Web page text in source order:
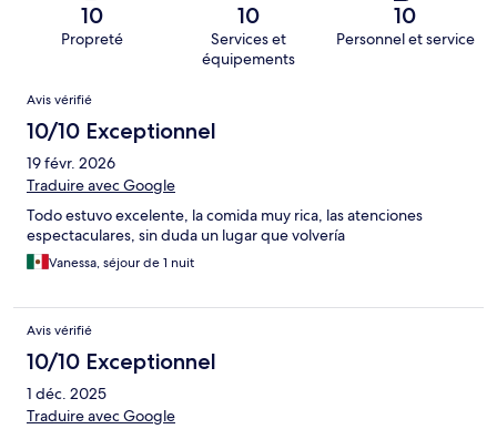
10
Propreté
10
Services et
équipements
10
Personnel et service
Avis
Avis vérifié
10/10 Exceptionnel
19 févr. 2026
Traduire avec Google
Todo estuvo excelente, la comida muy rica, las atenciones
espectaculares, sin duda un lugar que volvería
Vanessa, séjour de 1 nuit
Avis vérifié
10/10 Exceptionnel
1 déc. 2025
Traduire avec Google